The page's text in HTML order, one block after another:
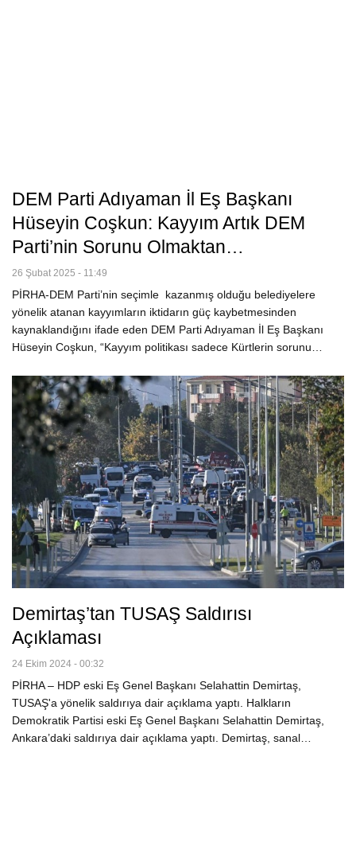
DEM Parti Adıyaman İl Eş Başkanı
Hüseyin Coşkun: Kayyım Artık DEM
Parti’nin Sorunu Olmaktan…
26 Şubat 2025 - 11:49
PİRHA-DEM Parti’nin seçimle kazanmış olduğu belediyelere
yönelik atanan kayyımların iktidarın güç kaybetmesinden
kaynaklandığını ifade eden DEM Parti Adıyaman İl Eş Başkanı
Hüseyin Coşkun, “Kayyım politikası sadece Kürtlerin sorunu…
Demirtaş’tan TUSAŞ Saldırısı
Açıklaması
24 Ekim 2024 - 00:32
PİRHA – HDP eski Eş Genel Başkanı Selahattin Demirtaş,
TUSAŞ'a yönelik saldırıya dair açıklama yaptı. Halkların
Demokratik Partisi eski Eş Genel Başkanı Selahattin Demirtaş,
Ankara’daki saldırıya dair açıklama yaptı. Demirtaş, sanal…